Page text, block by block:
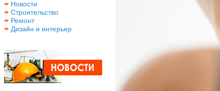
Новости
Строительство
Ремонт
Дизайн и интерьер